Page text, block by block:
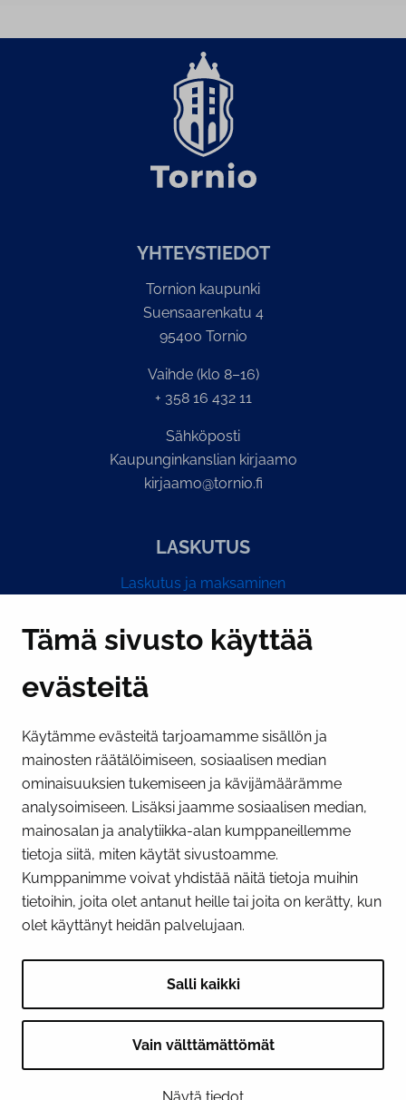
Tämä sivusto käyttää
evästeitä
Käytämme evästeitä tarjoamamme sisällön ja
mainosten räätälöimiseen, sosiaalisen median
ominaisuuksien tukemiseen ja kävijämäärämme
analysoimiseen. Lisäksi jaamme sosiaalisen median,
mainosalan ja analytiikka-alan kumppaneillemme
tietoja siitä, miten käytät sivustoamme.
Kumppanimme voivat yhdistää näitä tietoja muihin
tietoihin, joita olet antanut heille tai joita on kerätty, kun
olet käyttänyt heidän palvelujaan.
Salli kaikki
Vain välttämättömät
YH­TEYS­TIE­DOT
Tornion kaupunki
Suensaarenkatu 4
95400 Tornio
Vaihde (klo 8–16)
+ 358 16 432 11
Sähköposti
Kaupunginkanslian kirjaamo
kirjaamo@tornio.fi
LASKUTUS
Laskutus ja maksaminen
PI­KA­LINK­KE­JÄ
Näytä evästeasetukseni
SOSIAALINEN MEDIA
Facebook InstagramYouTube